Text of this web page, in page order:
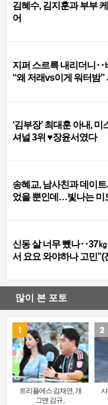
김혜수, 김지훈과 부부
어
지퍼 스르륵 내리더니‥
“왜 저래vs이게 워터밤”
‘김부장’ 최대훈 아내,
셔널 3위 ♥장윤서였다
송혜교, 남사친과 데이
었을 뿐인데…빛나는 미
신동 살 너무 뺐나‥37
서 요요 와야하나 고민”(
많이 본 포토
트리플에스 김채연, 개
그맨 김규..